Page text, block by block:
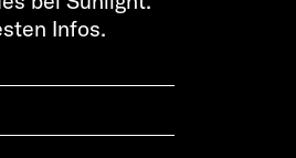
Infos.